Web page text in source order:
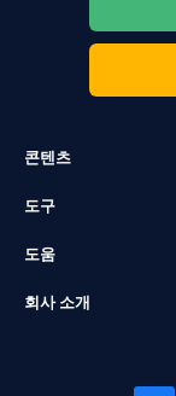
콘텐츠
도구
도움
회사 소개